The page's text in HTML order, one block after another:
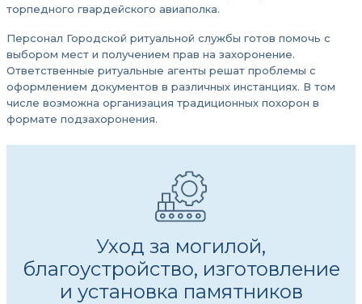
торпедного гвардейского авиаполка.
Персонал Городской ритуальной службы готов помочь с
выбором мест и получением прав на захоронение.
Ответственные ритуальные агенты решат проблемы с
оформлением документов в различных инстанциях. В том
числе возможна организация традиционных похорон в
формате подзахоронения.
Уход за могилой,
благоустройство, изготовление
и установка памятников